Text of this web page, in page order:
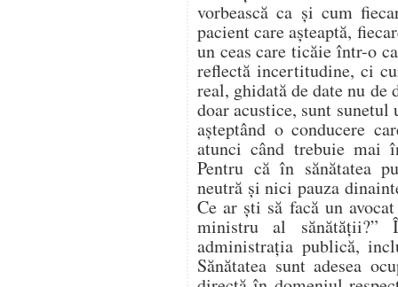
vorbească ca și cum
pacient care așteaptă,
un ceas care ticăie într-o
reflectă incertitudine, ci
real, ghidată de date nu de
doar acustice, sunt
așteptând o conducere
atunci când trebuie mai
Pentru că în sănătatea
neutră și nici pauza
Ce ar ști să facă un
ministru al sănătății?”
administrația publică,
Sănătatea sunt adesea